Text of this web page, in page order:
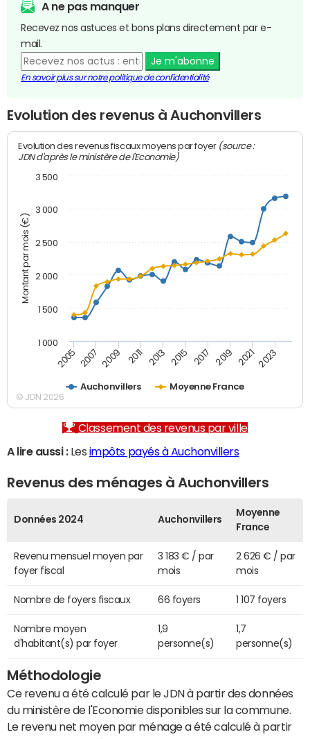
A ne pas manquer
Recevez nos astuces et bons plans directement par e-
mail.
Je m'abonne
En savoir plus sur notre politique de confidentialité
Evolution des revenus à Auchonvillers
Montant par mois (€)
Evolution des revenus fiscaux moyens par foyer (source :
JDN d'après le ministère de l'Economie)
Auchonvillers Moyenne France
2005 2007 2009 2011 2013 2015 2017 2019 2021 2023
1 000
1 500
2 000
2 500
3 000
3 500
© JDN 2026
Classement des revenus par ville
A lire aussi :Les impôts payés à Auchonvillers
Revenus des ménages à Auchonvillers
Données 2024 Auchonvillers
Moyenne
France
Revenu mensuel moyen par
foyer fiscal
3 183 € / par
mois
2 626 € / par
mois
Nombre de foyers fiscaux 66 foyers 1 107 foyers
Nombre moyen
d'habitant(s) par foyer
1,9
personne(s)
1,7
personne(s)
Méthodologie
Ce revenu a été calculé par le JDN à partir des données
du ministère de l'Economie disponibles sur la commune.
Le revenu net moyen par ménage a été calculé à partir